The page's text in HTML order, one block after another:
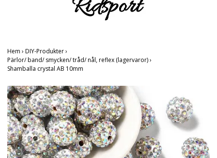
Hem › DIY-Produkter›
Pärlor/ band/ smycken/ tråd/ nål, reflex (lagervaror)›
Shamballa crystal AB 10mm